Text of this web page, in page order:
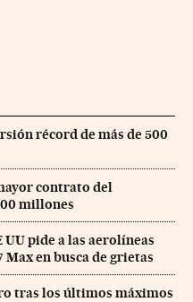
récord de más de 500
contrato del
millones
pide a las aerolíneas
Max en busca de grietas
tras los últimos máximos